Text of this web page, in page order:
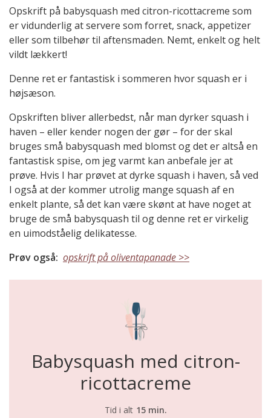
Opskrift på babysquash med citron-ricottacreme som
er vidunderlig at servere som forret, snack, appetizer
eller som tilbehør til aftensmaden. Nemt, enkelt og helt
vildt lækkert!
Denne ret er fantastisk i sommeren hvor squash er i
højsæson.
Opskriften bliver allerbedst, når man dyrker squash i
haven – eller kender nogen der gør – for der skal
bruges små babysquash med blomst og det er altså en
fantastisk spise, om jeg varmt kan anbefale jer at
prøve. Hvis I har prøvet at dyrke squash i haven, så ved
I også at der kommer utrolig mange squash af en
enkelt plante, så det kan være skønt at have noget at
bruge de små babysquash til og denne ret er virkelig
en uimodståelig delikatesse.
Prøv også: opskrift på oliventapanade >>
Babysquash med citron-
ricottacreme
Tid i alt 15 min.